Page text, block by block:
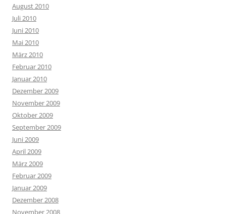
August 2010
Juli 2010
Juni 2010
Mai 2010
März 2010
Februar 2010
Januar 2010
Dezember 2009
November 2009
Oktober 2009
September 2009
Juni 2009
April 2009
März 2009
Februar 2009
Januar 2009
Dezember 2008
November 2008